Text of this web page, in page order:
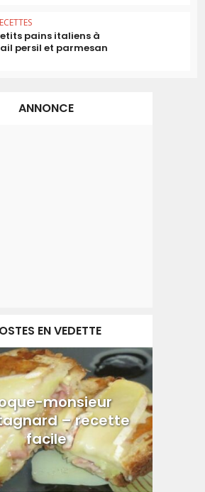
pains italiens à
persil et parmesan
ANNONCE
EN VEDETTE
monsieur
– recette
facile